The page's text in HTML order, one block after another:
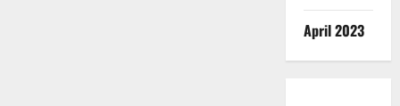
April 2023